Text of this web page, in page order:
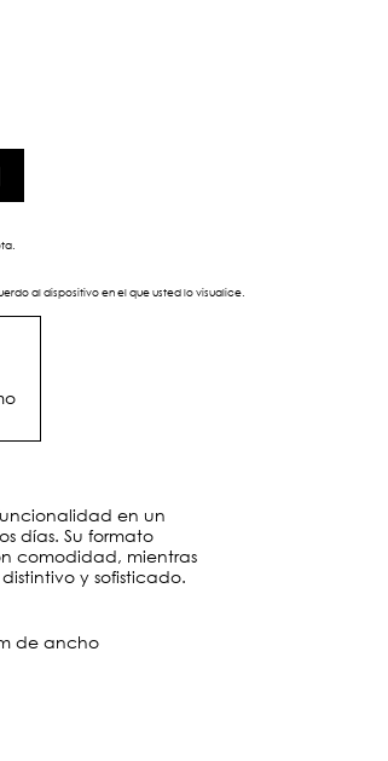
al dispositivo en el que usted lo visualice.
en un
días. Su formato
comodidad, mientras
y sofisticado.
de ancho